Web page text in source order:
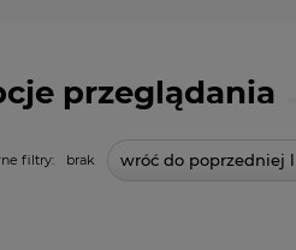
przeglądania
filtry: brak wróć do poprzedniej